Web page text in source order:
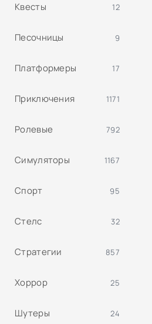
Квесты 12
Песочницы 9
Платформеры 17
Приключения 1171
Ролевые 792
Симуляторы 1167
Спорт 95
Стелс 32
Стратегии 857
Хоррор 25
Шутеры 24